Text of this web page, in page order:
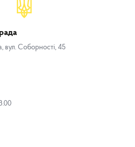
вул. Соборності, 45